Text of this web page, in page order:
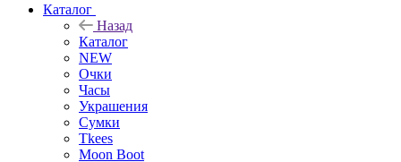
Каталог
Назад
Каталог
NEW
Очки
Часы
Украшения
Сумки
Tkees
Moon Boot